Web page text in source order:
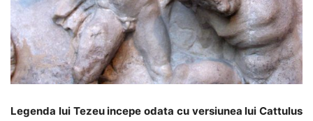
Legenda lui Tezeu incepe odata cu versiunea lui Cattulus